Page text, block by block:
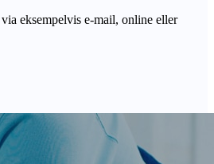
eksempelvis e-mail, online eller